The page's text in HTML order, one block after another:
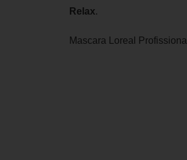
Relax.
Mascara Loreal